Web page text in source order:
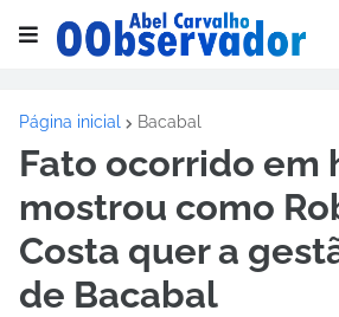
Página inicial Bacabal
Fato ocorrido em
mostrou como
Costa quer a
de Bacabal